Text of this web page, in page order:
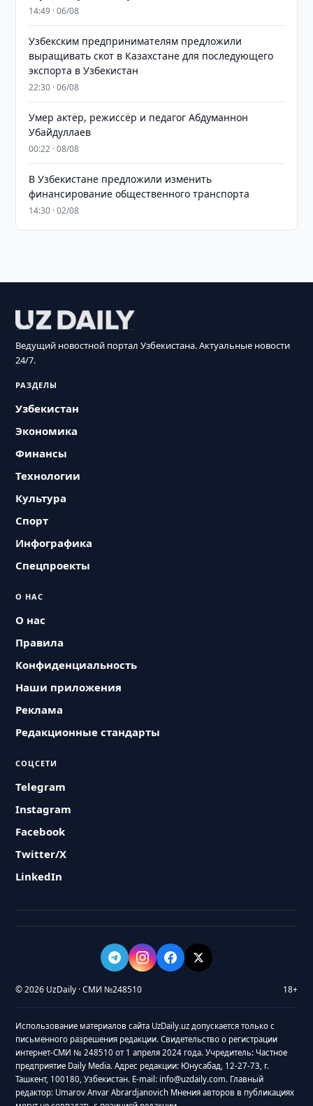
14:49 · 06/08
Узбекским предпринимателям предложили
выращивать скот в Казахстане для последующего
экспорта в Узбекистан
22:30 · 06/08
Умер актёр, режиссёр и педагог Абдуманнон
Убайдуллаев
00:22 · 08/08
В Узбекистане предложили изменить
финансирование общественного транспорта
14:30 · 02/08
Ведущий новостной портал Узбекистана. Актуальные новости
24/7.
РАЗДЕЛЫ
Узбекистан
Экономика
Финансы
Технологии
Культура
Спорт
Инфографика
Спецпроекты
О НАС
О нас
Правила
Конфиденциальность
Наши приложения
Реклама
Редакционные стандарты
СОЦСЕТИ
Telegram
Instagram
Facebook
Twitter/X
LinkedIn
© 2026 UzDaily · СМИ №248510 18+
Использование материалов сайта UzDaily.uz допускается только с
письменного разрешения редакции. Свидетельство о регистрации
интернет-СМИ № 248510 от 1 апреля 2024 года. Учредитель: Частное
предприятие Daily Media. Адрес редакции: Юнусабад, 12-27-73, г.
Ташкент, 100180, Узбекистан. E-mail: info@uzdaily.com. Главный
редактор: Umarov Anvar Abrardjanovich Мнения авторов в публикациях